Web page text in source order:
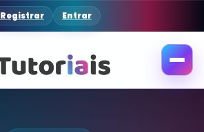
Registrar Entrar
Abrir